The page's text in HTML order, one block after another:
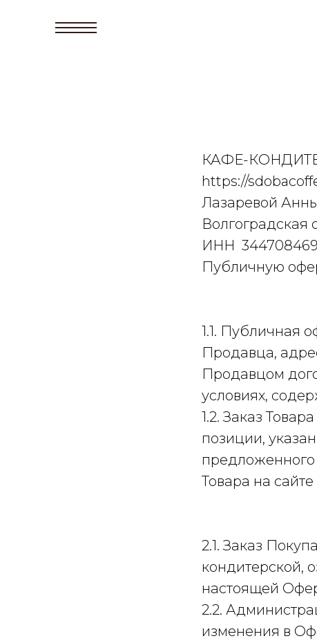
КАФЕ-
https://
Лазаревой
Волгоградская
ИНН
Публичную
1.1. Публичная
Продавца,
Продавцом
условиях,
1.2. Заказ
позиции,
Товара на
2.1. Заказ
кондитерской,
настоящей
2.2.
изменения в